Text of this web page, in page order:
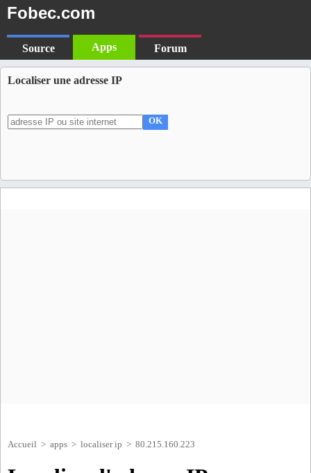
Fobec.com
Source Apps Forum
Localiser une adresse IP
OK
Accueil > apps > localiser ip > 80.215.160.223